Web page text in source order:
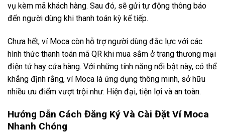
vụ kèm mã khách hàng. Sau đó, sẽ gửi tự động thông báo
đến người dùng khi thanh toán kỳ kế tiếp.
Chưa hết, ví Moca còn hỗ trợ người dùng đắc lực với các
hình thức thanh toán mã QR khi mua sắm ở trang thương mại
điện tử hay cửa hàng. Với những tính năng nổi bật này, có thể
khẳng định rằng, ví Moca là ứng dụng thông minh, sở hữu
nhiều ưu điểm vượt trội như: Hiện đại, tiện lợi và an toàn.
Hướng Dẫn Cách Đăng Ký Và Cài Đặt Ví Moca
Nhanh Chóng